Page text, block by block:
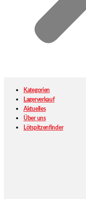
Kategorien
Lagerverkauf
Aktuelles
Über uns
Lötspitzenfinder